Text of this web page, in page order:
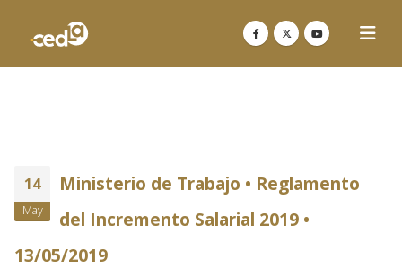
14
May
Ministerio de Trabajo • Reglamento
del Incremento Salarial 2019 •
13/05/2019